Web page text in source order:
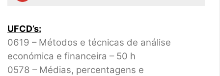
UFCD’s:
0619 – Métodos e técnicas de análise
económica e financeira – 50 h
0578 – Médias, percentagens e